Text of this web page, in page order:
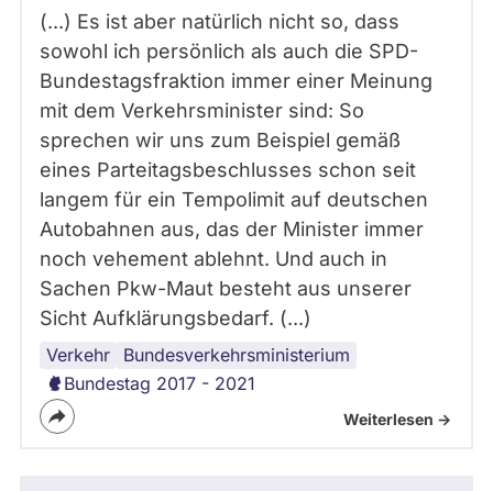
werden.
(...) Es ist aber natürlich nicht so, dass
sowohl ich persönlich als auch die SPD-
Bundestagsfraktion immer einer Meinung
mit dem Verkehrsminister sind: So
sprechen wir uns zum Beispiel gemäß
eines Parteitagsbeschlusses schon seit
langem für ein Tempolimit auf deutschen
Autobahnen aus, das der Minister immer
noch vehement ablehnt. Und auch in
Sachen Pkw-Maut besteht aus unserer
Sicht Aufklärungsbedarf. (...)
Verkehr Bundesverkehrsministerium
Bundestag
Koalition
Bundesregierung
Bundestag 2017 - 2021
Weiterlesen ->